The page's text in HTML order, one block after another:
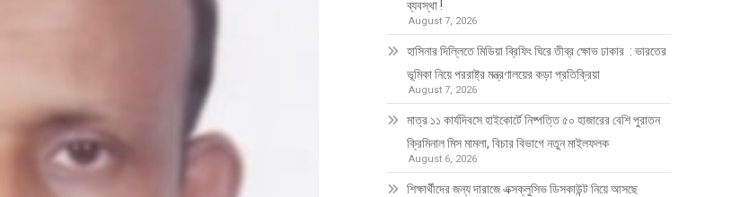
ব্যবস্থা !
August 7, 2026
হাসিনার দিল্লিতে মিডিয়া ব্রিফিং ঘিরে তীব্র ক্ষোভ ঢাকার : ভারতের
ভূমিকা নিয়ে পররাষ্ট্র মন্ত্রণালয়ের কড়া প্রতিক্রিয়া
August 7, 2026
মাত্র ১১ কার্যদিবসে হাইকোর্টে নিষ্পত্তি ৫০ হাজারের বেশি পুরাতন
ক্রিমিনাল মিস মামলা, বিচার বিভাগে নতুন মাইলফলক
August 6, 2026
শিক্ষার্থীদের জন্য দারাজে এক্সক্লুসিভ ডিসকাউন্ট নিয়ে আসছে